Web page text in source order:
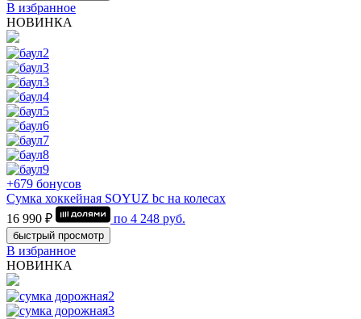
В избранное
НОВИНКА
+679 бонусов
Сумка хоккейная SOYUZ bc на колесах
16 990 ₽
по 4 248 руб.
быстрый просмотр
В избранное
НОВИНКА